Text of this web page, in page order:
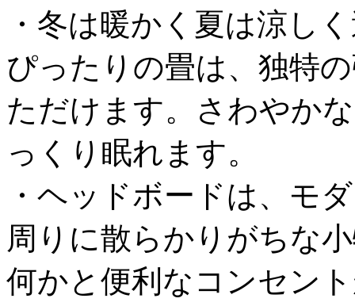
・冬は暖かく夏は涼し
ぴったりの畳は、独特
ただけます。さわやか
っくり眠れます。
・ヘッドボードは、モ
周りに散らかりがちな
何かと便利なコンセン